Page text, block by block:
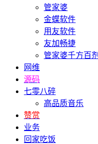
管家婆
金蝶软件
用友软件
友加畅捷
管家婆千方百剂
网维
源码
七零八碎
高品质音乐
赞赏
业务
回家吃饭